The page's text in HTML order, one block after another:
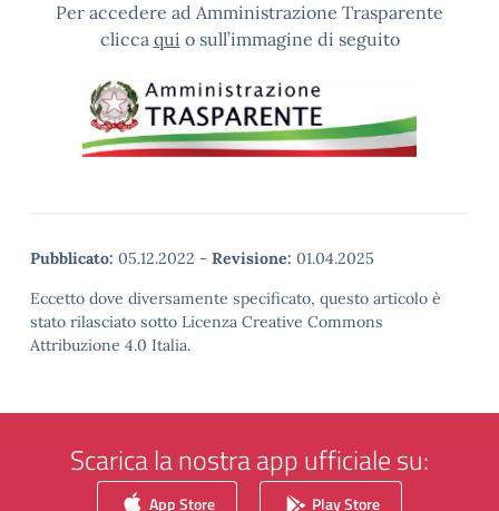
Per accedere ad Amministrazione Trasparente
clicca qui o sull’immagine di seguito
Pubblicato: 05.12.2022 - Revisione: 01.04.2025
Eccetto dove diversamente specificato, questo articolo è
stato rilasciato sotto Licenza Creative Commons
Attribuzione 4.0 Italia.
Scarica la nostra app ufficiale su:
App Store Play Store